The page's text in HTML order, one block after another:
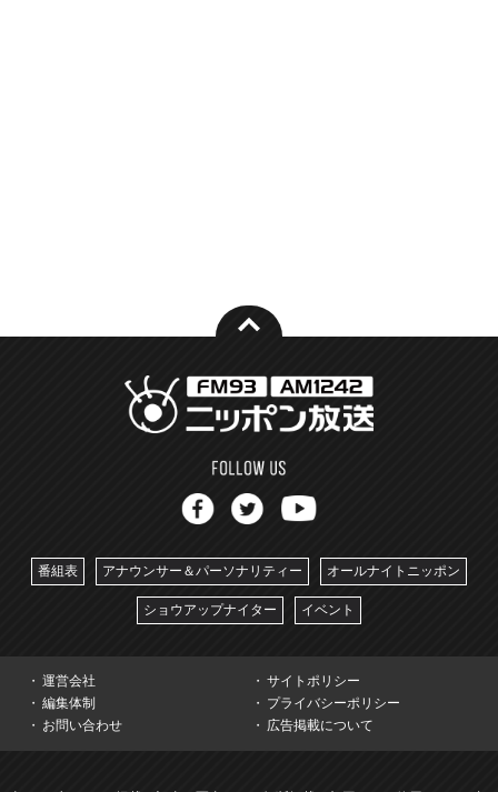
番組表 アナウンサー＆パーソナリティー オールナイトニッポン
ショウアップナイター イベント
運営会社
サイトポリシー
編集体制
プライバシーポリシー
お問い合わせ
広告掲載について